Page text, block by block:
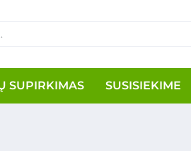
SUPIRKIMAS SUSISIEKIME